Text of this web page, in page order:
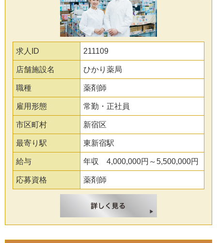
求人ID 211109
店舗施設名 ひかり薬局
職種 薬剤師
雇用形態 常勤・正社員
市区町村 新宿区
最寄り駅 東新宿駅
給与 年収 4,000,000円～5,500,000円
応募資格 薬剤師